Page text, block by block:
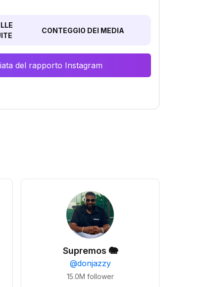
CONTEGGIO DEI MEDIA
del rapporto Instagram
Supremos 🐘
@donjazzy
15.0M follower